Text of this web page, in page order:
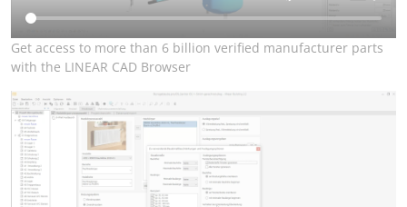
Get access to more than 6 billion verified manufacturer parts
with the LINEAR CAD Browser